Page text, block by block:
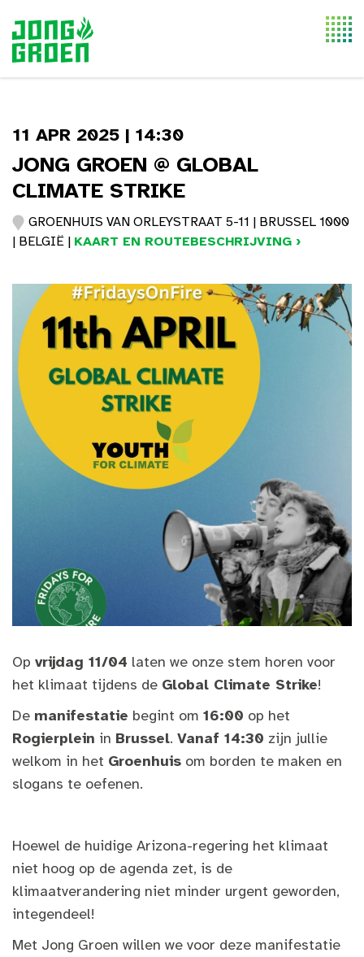
11 APR 2025 | 14:30
JONG GROEN @ GLOBAL
CLIMATE STRIKE
GROENHUIS VAN ORLEYSTRAAT 5-11 | BRUSSEL 1000
| BELGIË | KAART EN ROUTEBESCHRIJVING ›
Op vrijdag 11/04 laten we onze stem horen voor
het klimaat tijdens de Global Climate Strike!
De manifestatie begint om 16:00 op het
Rogierplein in Brussel. Vanaf 14:30 zijn jullie
welkom in het Groenhuis om borden te maken en
slogans te oefenen.
Hoewel de huidige Arizona-regering het klimaat
niet hoog op de agenda zet, is de
klimaatverandering niet minder urgent geworden,
integendeel!
Met Jong Groen willen we voor deze manifestatie